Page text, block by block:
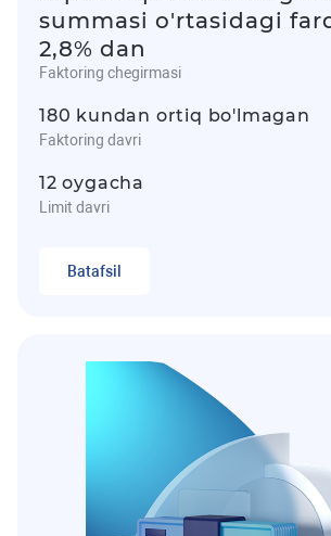
summasi o'rtasidagi
2,8% dan
Faktoring chegirmasi
180 kundan ortiq bo'lmagan
Faktoring davri
12 oygacha
Limit davri
Batafsil